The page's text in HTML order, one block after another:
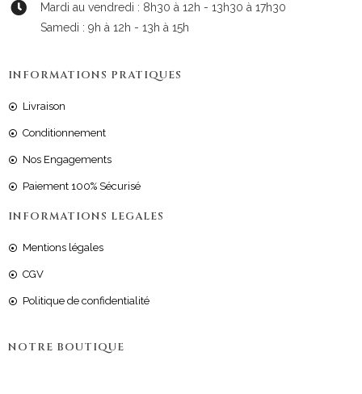
Mardi au vendredi : 8h30 à 12h - 13h30 à 17h30
Samedi : 9h à 12h - 13h à 15h
INFORMATIONS PRATIQUES
Livraison
Conditionnement
Nos Engagements
Paiement 100% Sécurisé
INFORMATIONS LEGALES
Mentions légales
CGV
Politique de confidentialité
NOTRE BOUTIQUE